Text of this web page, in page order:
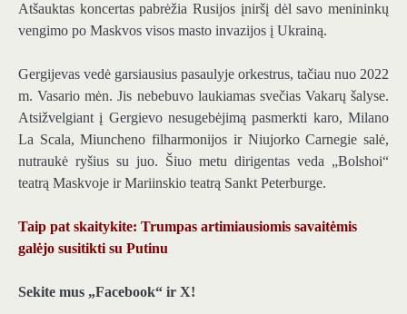
Atšauktas koncertas pabrėžia Rusijos įniršį dėl savo menininkų
vengimo po Maskvos visos masto invazijos į Ukrainą.
Gergijevas vedė garsiausius pasaulyje orkestrus, tačiau nuo 2022
m. Vasario mėn. Jis nebebuvo laukiamas svečias Vakarų šalyse.
Atsižvelgiant į Gergievo nesugebėjimą pasmerkti karo, Milano
La Scala, Miuncheno filharmonijos ir Niujorko Carnegie salė,
nutraukė ryšius su juo. Šiuo metu dirigentas veda „Bolshoi“
teatrą Maskvoje ir Mariinskio teatrą Sankt Peterburge.
Taip pat skaitykite: Trumpas artimiausiomis savaitėmis
galėjo susitikti su Putinu
Sekite mus „Facebook“ ir X!